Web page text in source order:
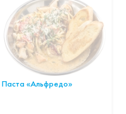
Паста «Альфредо»